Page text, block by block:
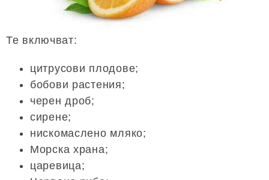
Те включват:
цитрусови плодове;
бобови растения;
черен дроб;
сирене;
нискомаслено мляко;
Морска храна;
царевица;